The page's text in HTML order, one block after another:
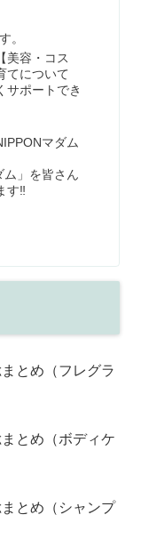
。
美容・コス
てについて
サポートでき
マダム
ム」を皆さん
す‼
とめ（フレグラ
とめ（ボディケ
とめ（シャンプ